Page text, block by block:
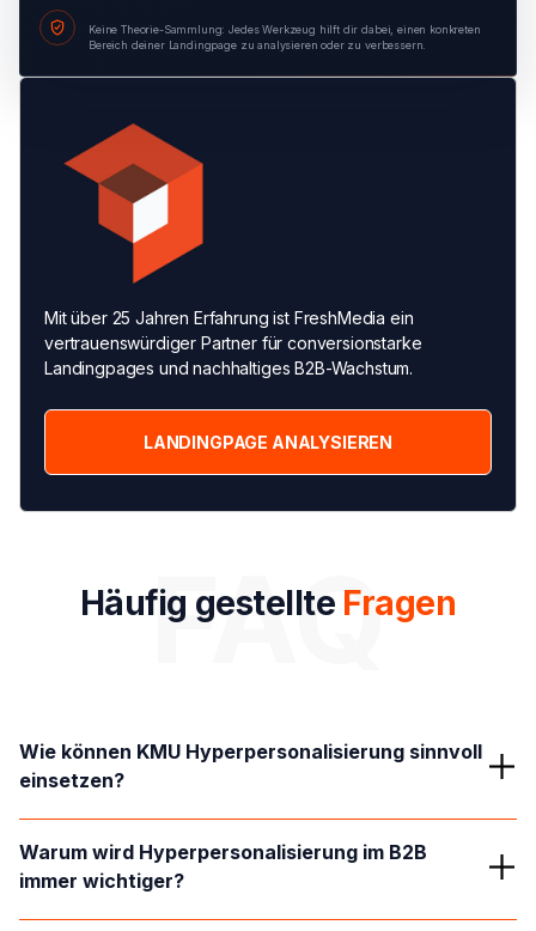
Keine Theorie-Sammlung: Jedes Werkzeug hilft dir dabei, einen konkreten
Bereich deiner Landingpage zu analysieren oder zu verbessern.
Mit über 25 Jahren Erfahrung ist FreshMedia ein
vertrauenswürdiger Partner für conversionstarke
Landingpages und nachhaltiges B2B-Wachstum.
LANDINGPAGE ANALYSIEREN
Häufig gestellte Fragen
FAQ
Wie können KMU Hyperpersonalisierung sinnvoll
einsetzen?
Mails, segmentierte Inhalte oder individuelle
Landingpages können deutliche Verbesserungen
Warum wird Hyperpersonalisierung im B2B
immer wichtiger?